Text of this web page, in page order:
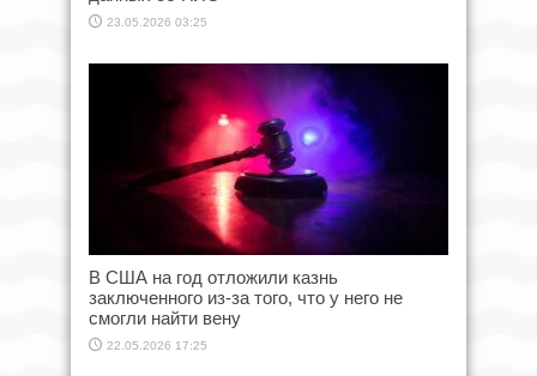
23.05.2026 03:25
В США на год отложили казнь
заключенного из-за того, что у него не
смогли найти вену
22.05.2026 17:25